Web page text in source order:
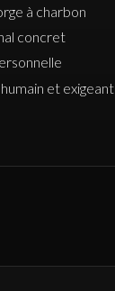
à charbon
concret
et exigeant